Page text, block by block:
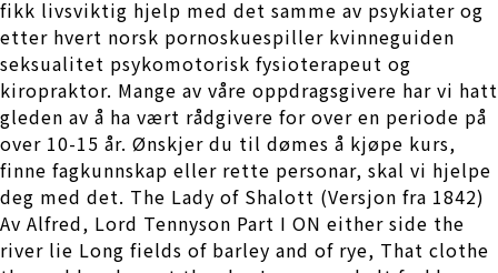
fikk livsviktig hjelp med det samme av psykiater og
etter hvert norsk pornoskuespiller kvinneguiden
seksualitet psykomotorisk fysioterapeut og
kiropraktor. Mange av våre oppdragsgivere har vi hatt
gleden av å ha vært rådgivere for over en periode på
over 10-15 år. Ønskjer du til dømes å kjøpe kurs,
finne fagkunnskap eller rette personar, skal vi hjelpe
deg med det. The Lady of Shalott (Versjon fra 1842)
Av Alfred, Lord Tennyson Part I ON either side the
river lie Long fields of barley and of rye, That clothe